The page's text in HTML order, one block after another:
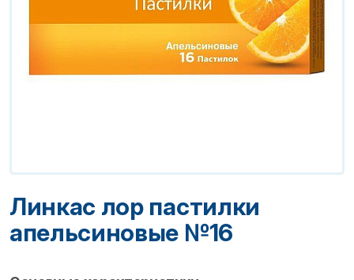
Линкас лор пастилки
апельсиновые №16